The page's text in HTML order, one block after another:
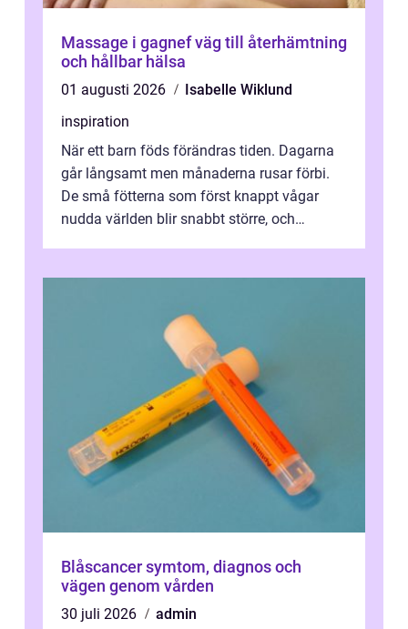
Massage i gagnef väg till återhämtning
och hållbar hälsa
01 augusti 2026
Isabelle Wiklund
inspiration
När ett barn föds förändras tiden. Dagarna
går långsamt men månaderna rusar förbi.
De små fötterna som först knappt vågar
nudda världen blir snabbt större, och
Blåscancer symtom, diagnos och
vägen genom vården
30 juli 2026
admin